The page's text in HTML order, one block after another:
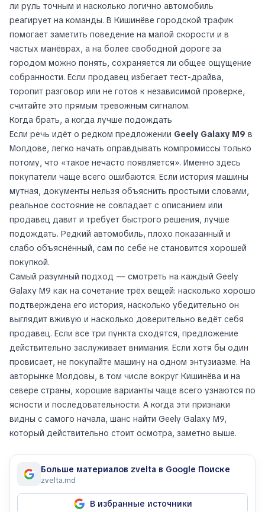
ли руль точным и насколько логично автомобиль
реагирует на команды. В Кишинёве городской трафик
помогает заметить поведение на малой скорости и в
частых манёврах, а на более свободной дороге за
городом можно понять, сохраняется ли общее ощущение
собранности. Если продавец избегает тест-драйва,
торопит разговор или не готов к независимой проверке,
считайте это прямым тревожным сигналом.
Когда брать, а когда лучше подождать
Если речь идёт о редком предложении Geely Galaxy M9 в
Молдове, легко начать оправдывать компромиссы только
потому, что «такое нечасто появляется». Именно здесь
покупатели чаще всего ошибаются. Если история машины
мутная, документы нельзя объяснить простыми словами,
реальное состояние не совпадает с описанием или
продавец давит и требует быстрого решения, лучше
подождать. Редкий автомобиль, плохо показанный и
слабо объяснённый, сам по себе не становится хорошей
покупкой.
Самый разумный подход — смотреть на каждый Geely
Galaxy M9 как на сочетание трёх вещей: насколько хорошо
подтверждена его история, насколько убедительно он
выглядит вживую и насколько доверительно ведёт себя
продавец. Если все три пункта сходятся, предложение
действительно заслуживает внимания. Если хотя бы один
провисает, не покупайте машину на одном энтузиазме. На
авторынке Молдовы, в том числе вокруг Кишинёва и на
севере страны, хорошие варианты чаще всего узнаются по
ясности и последовательности. А когда эти признаки
видны с самого начала, шанс найти Geely Galaxy M9,
который действительно стоит осмотра, заметно выше.
Больше материалов zvelta в Google Поиске
zvelta.md
В избранные источники